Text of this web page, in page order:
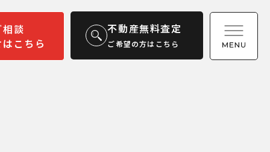
談
こちら
不動産無料査定
ご希望の方はこちら